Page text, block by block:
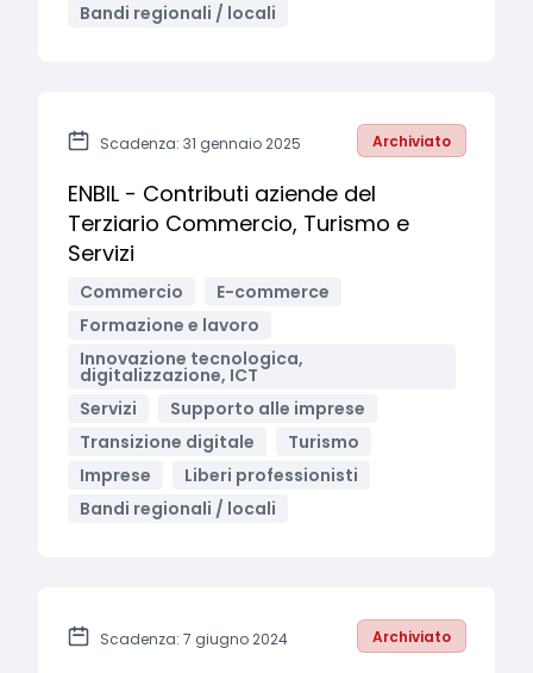
Bandi regionali / locali
Scadenza: 31 gennaio 2025 Archiviato
ENBIL - Contributi aziende del
Terziario Commercio, Turismo e
Servizi
Commercio
E-commerce
Formazione e lavoro
Innovazione tecnologica,
digitalizzazione, ICT
Servizi
Supporto alle imprese
Transizione digitale
Turismo
Imprese
Liberi professionisti
Bandi regionali / locali
Scadenza: 7 giugno 2024 Archiviato